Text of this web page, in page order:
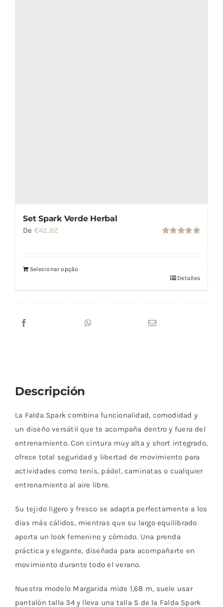
Set Spark Verde Herbal
De €42,92
Selecionar opção
Detalles
Descripción
La Falda Spark combina funcionalidad, comodidad y
un diseño versátil que te acompaña dentro y fuera del
entrenamiento. Con cintura muy alta y short integrado,
ofrece total seguridad y libertad de movimiento para
actividades como tenis, pádel, caminatas o cualquier
entrenamiento al aire libre.
Su tejido ligero y fresco se adapta perfectamente a los
días más cálidos, mientras que su largo equilibrado
aporta un look femenino y cómodo. Una prenda
práctica y elegante, diseñada para acompañarte en
movimiento durante todo el verano.
Nuestra modelo Margarida mide 1,68 m, suele usar
pantalón talla 34 y lleva una talla S de la Falda Spark